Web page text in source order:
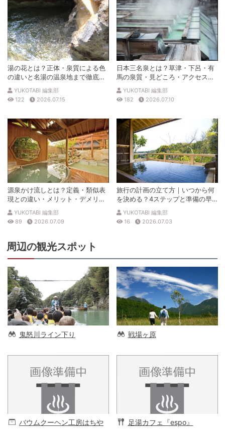
湯の花とは？正体・泉質による色
の違いと名湯の温泉地まで徹底解
説
YUKOTABI 編集部
122
2026.07.15
日本三名泉とは？草津・下呂・有
馬の泉質・見どころ・アクセスを
徹底解説
YUKOTABI 編集部
182
2026.07.10
源泉かけ流しとは？定義・類似表
現との違い・メリット・デメリッ
トを解説
YUKOTABI 編集部
89
2026.07.09
旅行の計画の立て方｜いつから何
を決める？4ステップと準備の早
見表
YUKOTABI 編集部
16
2026.07.03
周辺の観光スポット
鬼怒川ライン下り 戦場ヶ原
バウムクーヘン工房はちや 足湯カフェ『espo』